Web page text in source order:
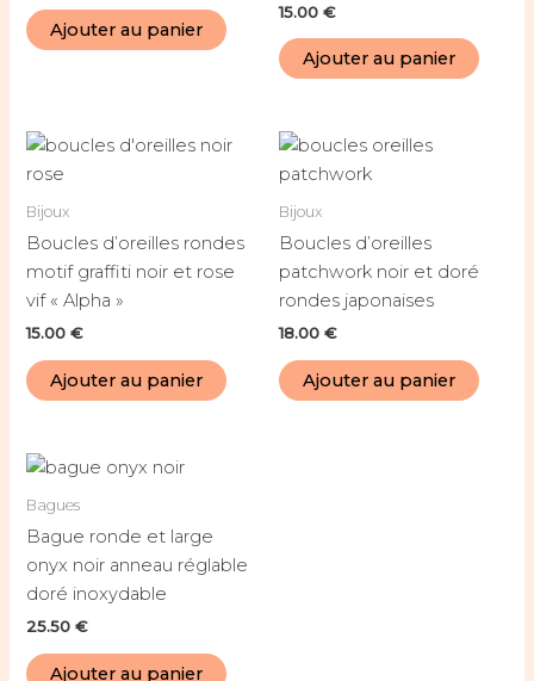
Ajouter au panier
15.00 €
Ajouter au panier
Bijoux
Boucles d’oreilles rondes
motif graffiti noir et rose
vif « Alpha »
15.00€
Ajouter au panier
Bijoux
Boucles d’oreilles
patchwork noir et doré
rondes japonaises
18.00 €
Ajouter au panier
Bagues
Bague ronde et large
onyx noir anneau réglable
doré inoxydable
25.50€
Ajouter au panier